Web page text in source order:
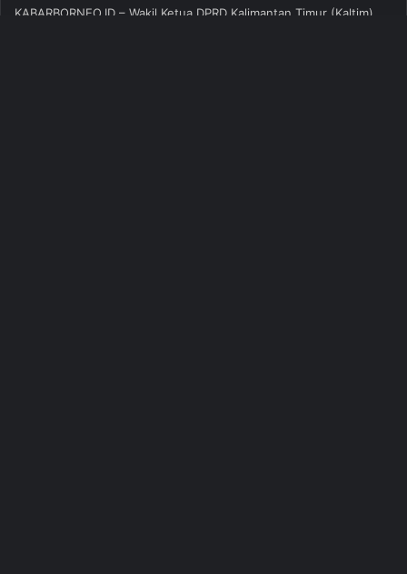
KABARBORNEO.ID – Wakil Ketua DPRD Kalimantan Timur (Kaltim)